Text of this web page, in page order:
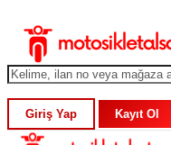
Giriş Yap Kayıt Ol